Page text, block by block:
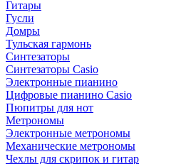
Гитары
Гусли
Домры
Тульская гармонь
Синтезаторы
Синтезаторы Casio
Электронные пианино
Цифровые пианино Casio
Пюпитры для нот
Метрономы
Электронные метрономы
Механические метрономы
Чехлы для скрипок и гитар